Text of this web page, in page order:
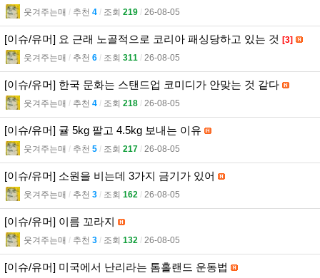
웃겨주는매 l 추천 4 l 조회 219 l 26-08-05
[이슈/유머] 요 근래 노골적으로 코리아 패싱당하고 있는 것 [3]
웃겨주는매 l 추천 6 l 조회 311 l 26-08-05
[이슈/유머] 한국 문화는 스탠드업 코미디가 안맞는 것 같다
웃겨주는매 l 추천 4 l 조회 218 l 26-08-05
[이슈/유머] 귤 5kg 팔고 4.5kg 보내는 이유
웃겨주는매 l 추천 5 l 조회 217 l 26-08-05
[이슈/유머] 소원을 비는데 3가지 금기가 있어
웃겨주는매 l 추천 3 l 조회 162 l 26-08-05
[이슈/유머] 이름 꼬라지
웃겨주는매 l 추천 3 l 조회 132 l 26-08-05
[이슈/유머] 미국에서 난리라는 톰홀랜드 운동법